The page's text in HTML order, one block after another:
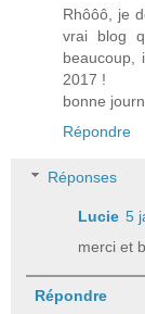
Rhôôô, je
vrai blog
beaucoup,
2017 !
bonne
Répondre
Réponses
Lucie 5
merci et
Répondre